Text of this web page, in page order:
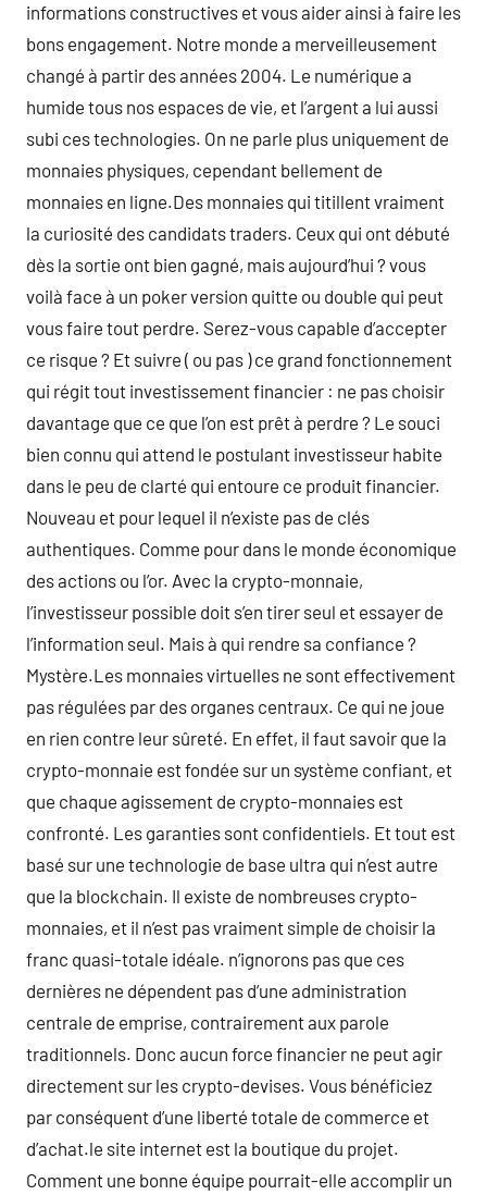
informations constructives et vous aider ainsi à faire les
bons engagement. Notre monde a merveilleusement
changé à partir des années 2004. Le numérique a
humide tous nos espaces de vie, et l’argent a lui aussi
subi ces technologies. On ne parle plus uniquement de
monnaies physiques, cependant bellement de
monnaies en ligne.Des monnaies qui titillent vraiment
la curiosité des candidats traders. Ceux qui ont débuté
dès la sortie ont bien gagné, mais aujourd’hui ? vous
voilà face à un poker version quitte ou double qui peut
vous faire tout perdre. Serez-vous capable d’accepter
ce risque ? Et suivre ( ou pas ) ce grand fonctionnement
qui régit tout investissement financier : ne pas choisir
davantage que ce que l’on est prêt à perdre ? Le souci
bien connu qui attend le postulant investisseur habite
dans le peu de clarté qui entoure ce produit financier.
Nouveau et pour lequel il n’existe pas de clés
authentiques. Comme pour dans le monde économique
des actions ou l’or. Avec la crypto-monnaie,
l’investisseur possible doit s’en tirer seul et essayer de
l’information seul. Mais à qui rendre sa confiance ?
Mystère.Les monnaies virtuelles ne sont effectivement
pas régulées par des organes centraux. Ce qui ne joue
en rien contre leur sûreté. En effet, il faut savoir que la
crypto-monnaie est fondée sur un système confiant, et
que chaque agissement de crypto-monnaies est
confronté. Les garanties sont confidentiels. Et tout est
basé sur une technologie de base ultra qui n’est autre
que la blockchain. Il existe de nombreuses crypto-
monnaies, et il n’est pas vraiment simple de choisir la
franc quasi-totale idéale. n’ignorons pas que ces
dernières ne dépendent pas d’une administration
centrale de emprise, contrairement aux parole
traditionnels. Donc aucun force financier ne peut agir
directement sur les crypto-devises. Vous bénéficiez
par conséquent d’une liberté totale de commerce et
d’achat.le site internet est la boutique du projet.
Comment une bonne équipe pourrait-elle accomplir un